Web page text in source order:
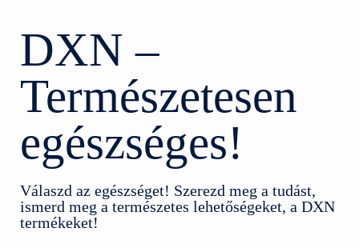
DXN –
Természetesen
egészséges!
Válaszd az egészséget! Szerezd meg a tudást,
ismerd meg a természetes lehetőségeket, a DXN
termékeket!